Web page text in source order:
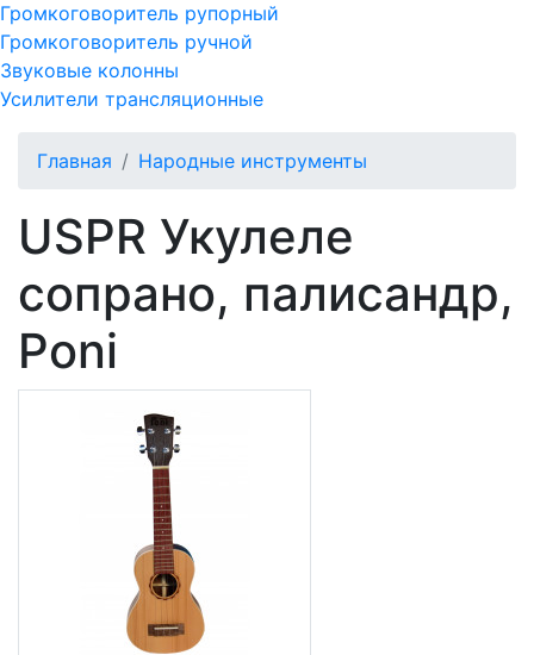
Громкоговоритель рупорный
Громкоговоритель ручной
Звуковые колонны
Усилители трансляционные
Главная Народные инструменты
USPR Укулеле
сопрано, палисандр,
Poni